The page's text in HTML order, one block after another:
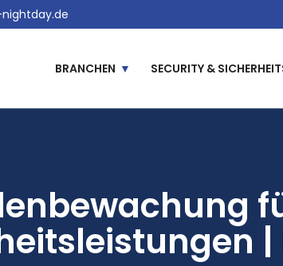
BRANCHEN SECURITY &
|